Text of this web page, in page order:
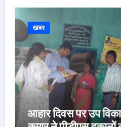
खबर
आहार दिवस पर उप